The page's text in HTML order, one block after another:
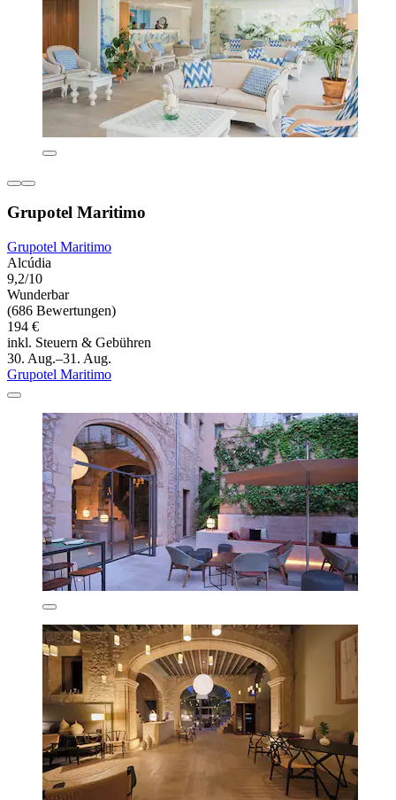
Grupotel Maritimo
Grupotel Maritimo
Alcúdia
9,2/10
Wunderbar
(686 Bewertungen)
194 €
inkl. Steuern & Gebühren
30. Aug.–31. Aug.
Grupotel Maritimo